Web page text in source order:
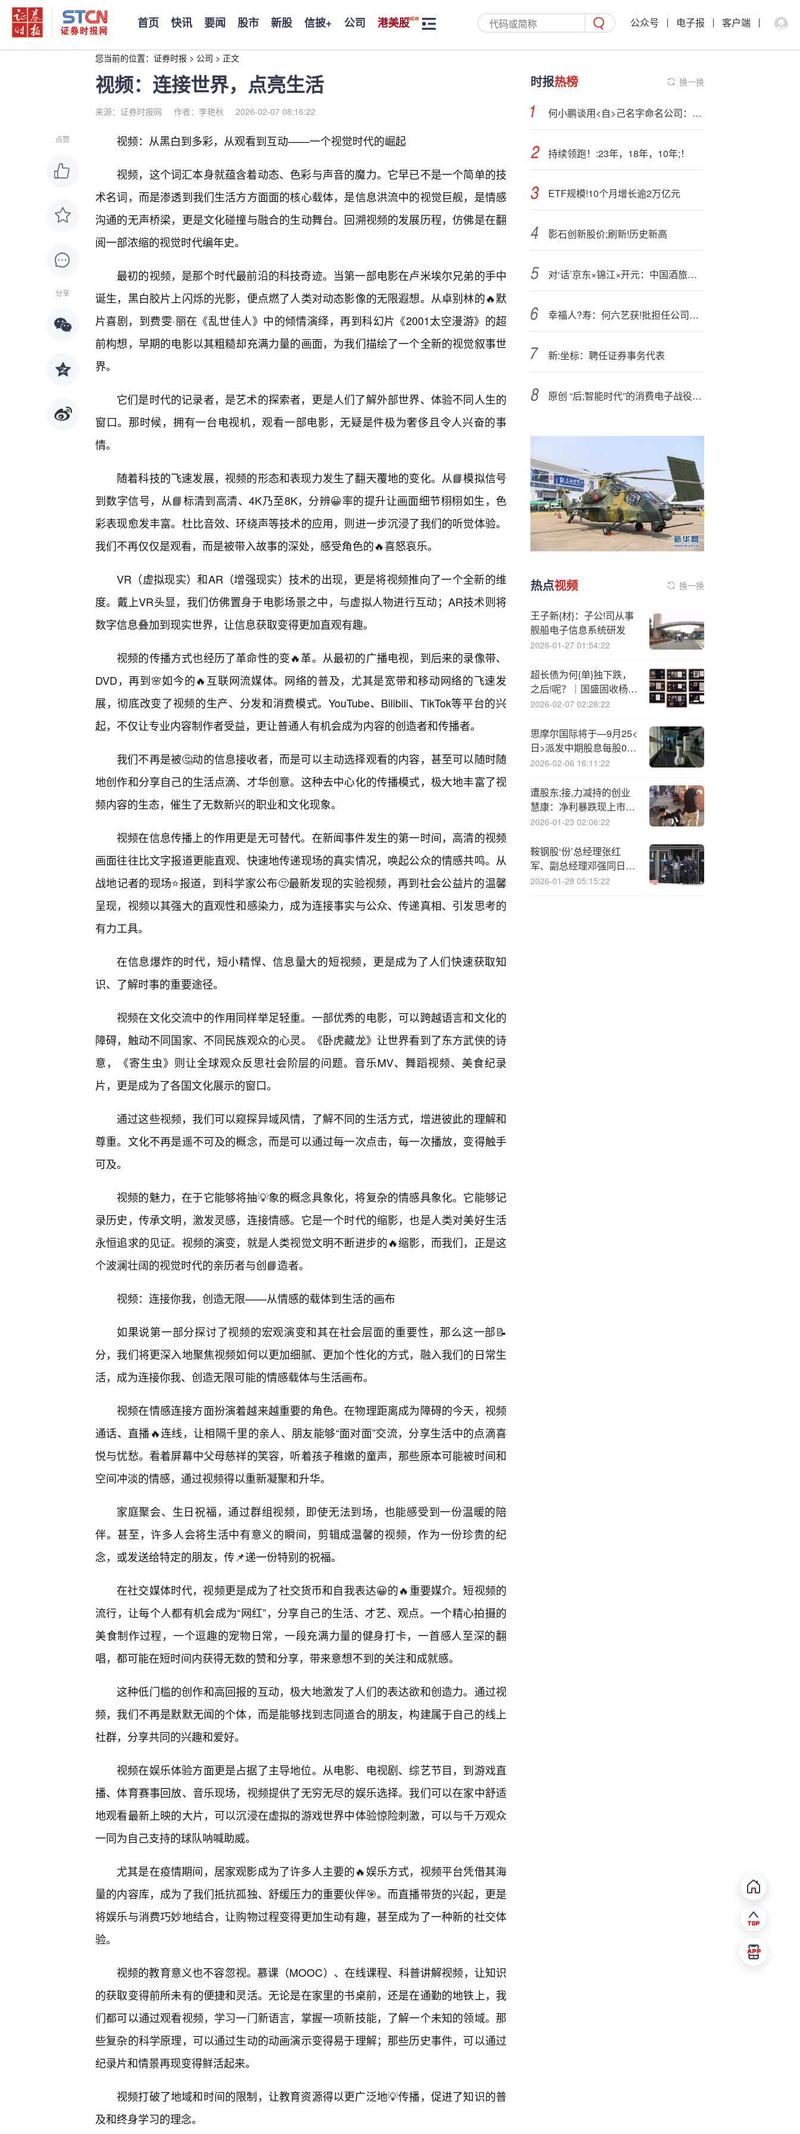
首页 快讯 要闻 股市 新股 信披+ 公司 港美股 公众号 电子报 客户端
您当前的位置： 证券时报 > 公司 > 正文
视频：连接世界，点亮生活
来源：证券时报网 作者：李艳秋 2026-02-07 08:16:22
点赞
分享
视频：从黑白到多彩，从观看到互动——一个视觉时代的崛起
视频，这个词汇本身就蕴含着动态、色彩与声音的魔力。它早已不是一个简单的技
术名词，而是渗透到我们生活方方面面的核心载体，是信息洪流中的视觉巨舰，是情感
沟通的无声桥梁，更是文化碰撞与融合的生动舞台。回溯视频的发展历程，仿佛是在翻
阅一部浓缩的视觉时代编年史。
最初的视频，是那个时代最前沿的科技奇迹。当第一部电影在卢米埃尔兄弟的手中
诞生，黑白胶片上闪烁的光影，便点燃了人类对动态影像的无限遐想。从卓别林的🔥默
片喜剧，到费雯·丽在《乱世佳人》中的倾情演绎，再到科幻片《2001太空漫游》的超
前构想，早期的电影以其粗糙却充满力量的画面，为我们描绘了一个全新的视觉叙事世
界。
它们是时代的记录者，是艺术的探索者，更是人们了解外部世界、体验不同人生的
窗口。那时候，拥有一台电视机，观看一部电影，无疑是件极为奢侈且令人兴奋的事
情。
随着科技的飞速发展，视频的形态和表现力发生了翻天覆地的变化。从📘模拟信号
到数字信号，从📘标清到高清、4K乃至8K，分辨😀率的提升让画面细节栩栩如生，色
彩表现愈发丰富。杜比音效、环绕声等技术的应用，则进一步沉浸了我们的听觉体验。
我们不再仅仅是观看，而是被带入故事的深处，感受角色的🔥喜怒哀乐。
VR（虚拟现实）和AR（增强现实）技术的出现，更是将视频推向了一个全新的维
度。戴上VR头显，我们仿佛置身于电影场景之中，与虚拟人物进行互动；AR技术则将
数字信息叠加到现实世界，让信息获取变得更加直观有趣。
视频的传播方式也经历了革命性的变🔥革。从最初的广播电视，到后来的录像带、
DVD，再到🌸如今的🔥互联网流媒体。网络的普及，尤其是宽带和移动网络的飞速发
展，彻底改变了视频的生产、分发和消费模式。YouTube、Bilibili、TikTok等平台的兴
起，不仅让专业内容制作者受益，更让普通人有机会成为内容的创造者和传播者。
我们不再是被🤔动的信息接收者，而是可以主动选择观看的内容，甚至可以随时随
地创作和分享自己的生活点滴、才华创意。这种去中心化的传播模式，极大地丰富了视
频内容的生态，催生了无数新兴的职业和文化现象。
视频在信息传播上的作用更是无可替代。在新闻事件发生的第一时间，高清的视频
画面往往比文字报道更能直观、快速地传递现场的真实情况，唤起公众的情感共鸣。从
战地记者的现场⭐报道，到科学家公布🙂最新发现的实验视频，再到社会公益片的温馨
呈现，视频以其强大的直观性和感染力，成为连接事实与公众、传递真相、引发思考的
有力工具。
在信息爆炸的时代，短小精悍、信息量大的短视频，更是成为了人们快速获取知
识、了解时事的重要途径。
视频在文化交流中的作用同样举足轻重。一部优秀的电影，可以跨越语言和文化的
障碍，触动不同国家、不同民族观众的心灵。《卧虎藏龙》让世界看到了东方武侠的诗
意，《寄生虫》则让全球观众反思社会阶层的问题。音乐MV、舞蹈视频、美食纪录
片，更是成为了各国文化展示的窗口。
通过这些视频，我们可以窥探异域风情，了解不同的生活方式，增进彼此的理解和
尊重。文化不再是遥不可及的概念，而是可以通过每一次点击，每一次播放，变得触手
可及。
视频的魅力，在于它能够将抽💡象的概念具象化，将复杂的情感具象化。它能够记
录历史，传承文明，激发灵感，连接情感。它是一个时代的缩影，也是人类对美好生活
永恒追求的见证。视频的演变，就是人类视觉文明不断进步的🔥缩影，而我们，正是这
个波澜壮阔的视觉时代的亲历者与创📘造者。
视频：连接你我，创造无限——从情感的载体到生活的画布
如果说第一部分探讨了视频的宏观演变和其在社会层面的重要性，那么这一部📝
分，我们将更深入地聚焦视频如何以更加细腻、更加个性化的方式，融入我们的日常生
活，成为连接你我、创造无限可能的情感载体与生活画布。
视频在情感连接方面扮演着越来越重要的角色。在物理距离成为障碍的今天，视频
通话、直播🔥连线，让相隔千里的亲人、朋友能够“面对面”交流，分享生活中的点滴喜
悦与忧愁。看着屏幕中父母慈祥的笑容，听着孩子稚嫩的童声，那些原本可能被时间和
空间冲淡的情感，通过视频得以重新凝聚和升华。
家庭聚会、生日祝福，通过群组视频，即使无法到场，也能感受到一份温暖的陪
伴。甚至，许多人会将生活中有意义的瞬间，剪辑成温馨的视频，作为一份珍贵的纪
念，或发送给特定的朋友，传📌递一份特别的祝福。
在社交媒体时代，视频更是成为了社交货币和自我表达😀的🔥重要媒介。短视频的
流行，让每个人都有机会成为“网红”，分享自己的生活、才艺、观点。一个精心拍摄的
美食制作过程，一个逗趣的宠物日常，一段充满力量的健身打卡，一首感人至深的翻
唱，都可能在短时间内获得无数的赞和分享，带来意想不到的关注和成就感。
这种低门槛的创作和高回报的互动，极大地激发了人们的表达欲和创造力。通过视
频，我们不再是默默无闻的个体，而是能够找到志同道合的朋友，构建属于自己的线上
社群，分享共同的兴趣和爱好。
视频在娱乐体验方面更是占据了主导地位。从电影、电视剧、综艺节目，到游戏直
播、体育赛事回放、音乐现场，视频提供了无穷无尽的娱乐选择。我们可以在家中舒适
地观看最新上映的大片，可以沉浸在虚拟的游戏世界中体验惊险刺激，可以与千万观众
一同为自己支持的球队呐喊助威。
尤其是在疫情期间，居家观影成为了许多人主要的🔥娱乐方式，视频平台凭借其海
量的内容库，成为了我们抵抗孤独、舒缓压力的重要伙伴🎯。而直播带货的兴起，更是
将娱乐与消费巧妙地结合，让购物过程变得更加生动有趣，甚至成为了一种新的社交体
验。
视频的教育意义也不容忽视。慕课（MOOC）、在线课程、科普讲解视频，让知识
的获取变得前所未有的便捷和灵活。无论是在家里的书桌前，还是在通勤的地铁上，我
们都可以通过观看视频，学习一门新语言，掌握一项新技能，了解一个未知的领域。那
些复杂的科学原理，可以通过生动的动画演示变得易于理解；那些历史事件，可以通过
纪录片和情景再现变得鲜活起来。
视频打破了地域和时间的限制，让教育资源得以更广泛地💡传播，促进了知识的普
及和终身学习的理念。
时报热榜 换一换
何小鹏谈用<自>己名字命名公司：代表信心与责任
持续领跑！:23年，18年，10年;！
ETF规模!10个月增长逾2万亿元
影石创新股价;刷新!历史新高
对‘话’京东×锦江×开元：中国酒旅业如何再造千亿级增量？
幸福人?寿：何六艺获!批担任公司董事长
新:坐标：聘任证券事务代表
原创 “后;智能时代”的消费电子战役打响!扎克伯格点燃AI智能眼镜革命 向iPhone生态宣战
热点视频 换一换
王子新{材}：子公!司从事
舰船电子信息系统研发
2026-01-27 01:54:22
超长债为何{单}独下跌，
之后!呢？｜国盛固收杨业
伟团队
2026-02-07 02:28:22
思摩尔国际将于—9月25<
日>派发中期股息每股0.2
港元
2026-02-06 16:11:22
遭股东;接,力减持的创业
慧康：净利暴跌现上市首
亏
2026-01-23 02:06:22
鞍钢股‘份’总经理张红
军、副总经理邓强同日辞
任，2024年公司亏71亿
2026-01-28 05:15:22